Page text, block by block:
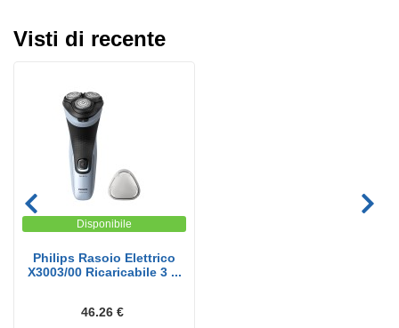
Visti di recente
Disponibile
Philips Rasoio Elettrico
X3003/00 Ricaricabile 3 ...
46.26 €